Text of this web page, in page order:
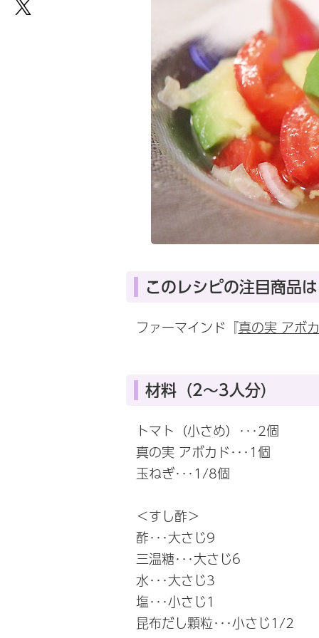
このレシピの注目商品
ファーマインド『 真の実 アボ
材料（2～3人分）
トマト（小さめ）･･･2個
真の実 アボカド･･･1個
玉ねぎ･･･1/8個
＜すし酢＞
酢･･･大さじ9
三温糖･･･大さじ6
水･･･大さじ3
塩･･･小さじ1
昆布だし顆粒･･･小さじ1/2